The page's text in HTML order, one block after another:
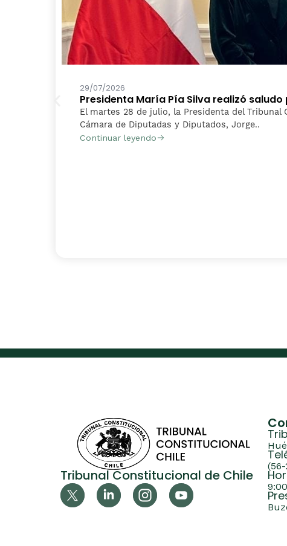
29/07/2026
Presidenta María Pía Silva realizó
El martes 28 de julio, la Presidenta del
Cámara de Diputadas y Diputados, Jorge..
Continuar leyendo
Tribunal Constitucional de Chile